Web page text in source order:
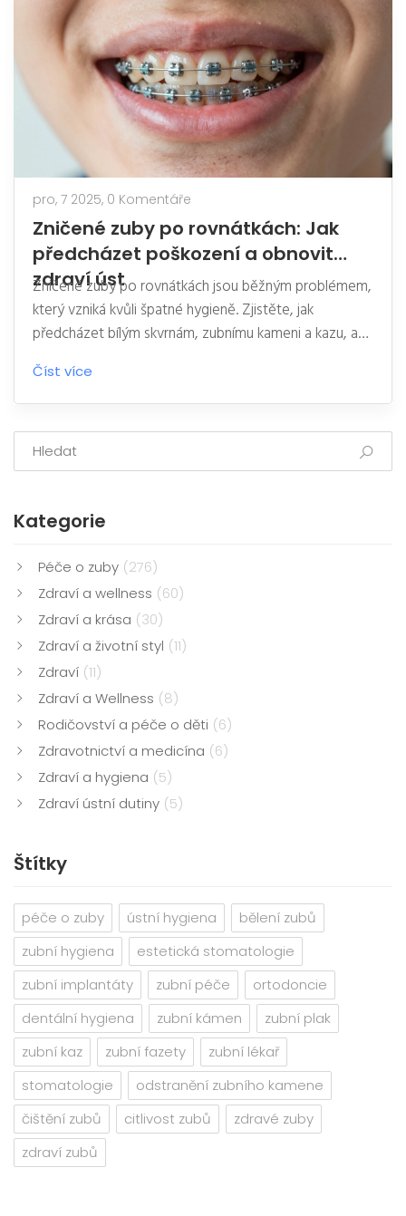
pro, 7 2025, 0 Komentáře
Zničené zuby po rovnátkách: Jak
předcházet poškození a obnovit
zdraví úst
Zničené zuby po rovnátkách jsou běžným problémem,
který vzniká kvůli špatné hygieně. Zjistěte, jak
předcházet bílým skvrnám, zubnímu kameni a kazu, a
co dělat, když už je poškození vidět.
Číst více
Kategorie
Péče o zuby (276)
Zdraví a wellness (60)
Zdraví a krása (30)
Zdraví a životní styl (11)
Zdraví (11)
Zdraví a Wellness (8)
Rodičovství a péče o děti (6)
Zdravotnictví a medicína (6)
Zdraví a hygiena (5)
Zdraví ústní dutiny (5)
Štítky
péče o zuby ústní hygiena
bělení zubů
zubní hygiena
estetická stomatologie
zubní implantáty
zubní péče
ortodoncie
dentální hygiena
zubní kámen
zubní plak
zubní kaz
zubní fazety
zubní lékař
stomatologie
odstranění zubního kamene
čištění zubů
citlivost zubů
zdravé zuby
zdraví zubů